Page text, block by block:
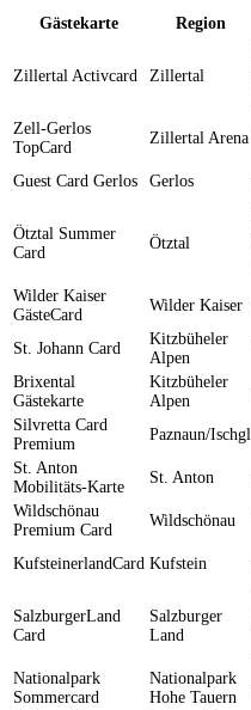
Gästekarte Region
Zillertal Activcard Zillertal
Zell-Gerlos
TopCard
Zillertal Arena
Guest Card Gerlos
Gerlos
Ötztal Summer
Card
Ötztal
Wilder Kaiser
GästeCard
Wilder Kaiser
St. Johann Card
Kitzbüheler
Alpen
Brixental
Gästekarte
Kitzbüheler
Alpen
Silvretta Card
Premium
Paznaun/Ischgl
St. Anton
Mobilitäts-Karte
St. Anton
Wildschönau
Premium Card
Wildschönau
KufsteinerlandCard Kufstein
SalzburgerLand
Card
Salzburger
Land
Nationalpark
Sommercard
Nationalpark
Hohe Tauern